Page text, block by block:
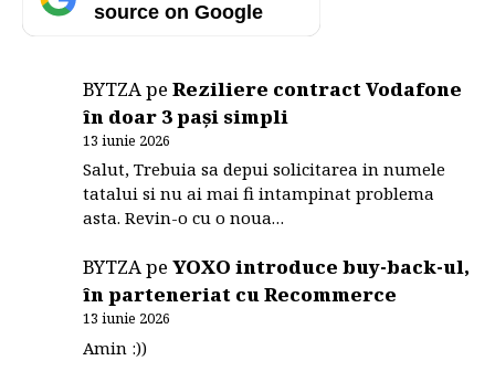
source on Google
BYTZApeReziliere contract Vodafone
în doar 3 pași simpli
13 iunie 2026
Salut, Trebuia sa depui solicitarea in numele
tatalui si nu ai mai fi intampinat problema
asta. Revin-o cu o noua…
BYTZApeYOXO introduce buy-back-ul,
în parteneriat cu Recommerce
13 iunie 2026
Amin :))